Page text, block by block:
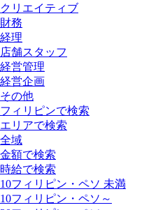
クリエイティブ
財務
経理
店舗スタッフ
経営管理
経営企画
その他
フィリピンで検索
エリアで検索
全域
金額で検索
時給で検索
10フィリピン・ペソ 未満
10フィリピン・ペソ～